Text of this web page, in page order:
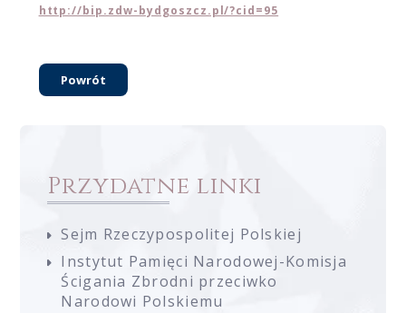
http://bip.zdw-bydgoszcz.pl/?cid=95
Powrót
Przydatne linki
Sejm Rzeczypospolitej Polskiej
Instytut Pamięci Narodowej-Komisja
Ścigania Zbrodni przeciwko
Narodowi Polskiemu